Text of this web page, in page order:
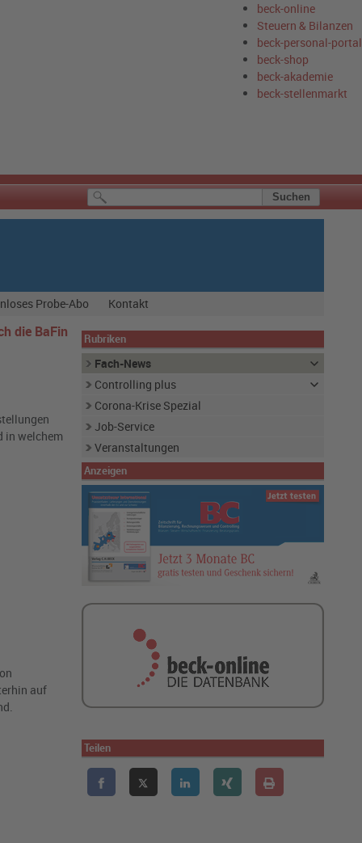
beck-online
Steuern & Bilanzen
beck-personal-portal
beck-shop
beck-akademie
beck-stellenmarkt
Probe-Abo Kontakt
die BaFin
in welchem
auf
Rubriken
Fach-News
Controlling plus
Corona-Krise Spezial
Job-Service
Veranstaltungen
Anzeigen
Teilen